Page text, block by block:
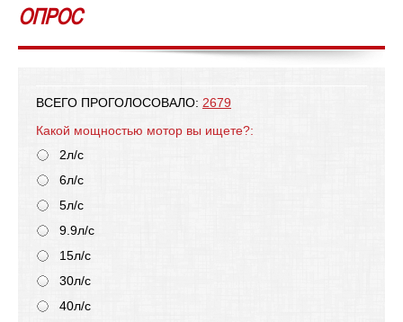
ОПРОС
ВСЕГО ПРОГОЛОСОВАЛО: 2679
Какой мощностью мотор вы ищете?:
2л/с
6л/с
5л/с
9.9л/с
15л/с
30л/с
40л/с